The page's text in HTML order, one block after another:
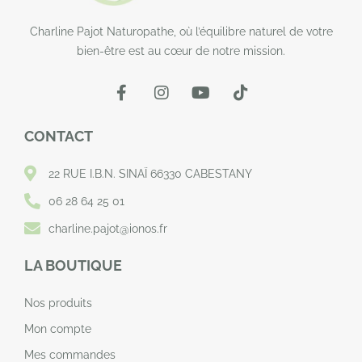
Charline Pajot Naturopathe, où l’équilibre naturel de votre
bien-être est au cœur de notre mission.
CONTACT
22 RUE I.B.N. SINAÏ 66330 CABESTANY
06 28 64 25 01
charline.pajot@ionos.fr
LA BOUTIQUE
Nos produits
Mon compte
Mes commandes